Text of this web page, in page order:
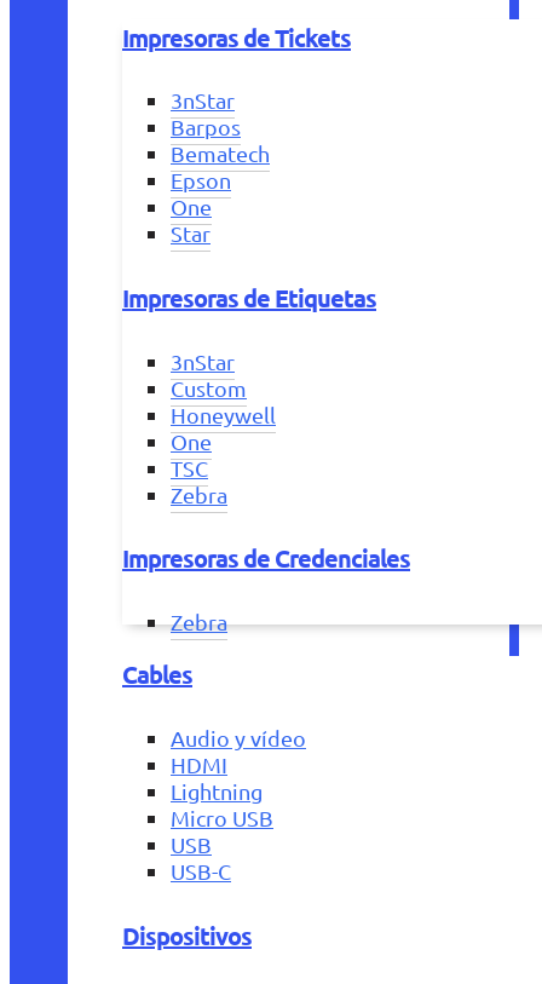
Impresoras de Tickets
3nStar
Barpos
Bematech
Epson
One
Star
Impresoras de Etiquetas
3nStar
Custom
Honeywell
One
TSC
Zebra
Impresoras de Credenciales
Zebra
Cables
Audio y vídeo
HDMI
Lightning
Micro USB
USB
USB-C
Dispositivos